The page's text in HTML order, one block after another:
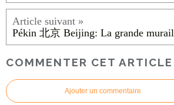
COMMENTER CET ARTICLE
Ajouter un commentaire